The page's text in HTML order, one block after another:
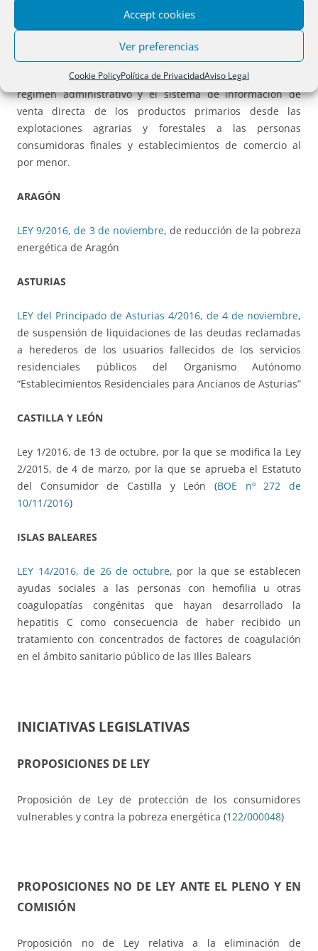
Accept cookies
Ver preferencias
Cookie PolicyPolítica de PrivacidadAviso Legal
Decreto 163/2016, de 18 de octubre, por el que se regula el
régimen administrativo y el sistema de información de
venta directa de los productos primarios desde las
explotaciones agrarias y forestales a las personas
consumidoras finales y establecimientos de comercio al
por menor.
ARAGÓN
LEY 9/2016, de 3 de noviembre, de reducción de la pobreza
energética de Aragón
ASTURIAS
LEY del Principado de Asturias 4/2016, de 4 de noviembre,
de suspensión de liquidaciones de las deudas reclamadas
a herederos de los usuarios fallecidos de los servicios
residenciales públicos del Organismo Autónomo
“Establecimientos Residenciales para Ancianos de Asturias”
CASTILLA Y LEÓN
Ley 1/2016, de 13 de octubre, por la que se modifica la Ley
2/2015, de 4 de marzo, por la que se aprueba el Estatuto
del Consumidor de Castilla y León (BOE nº 272 de
10/11/2016)
ISLAS BALEARES
LEY 14/2016, de 26 de octubre, por la que se establecen
ayudas sociales a las personas con hemofilia u otras
coagulopatías congénitas que hayan desarrollado la
hepatitis C como consecuencia de haber recibido un
tratamiento con concentrados de factores de coagulación
en el ámbito sanitario público de las Illes Balears
INICIATIVAS LEGISLATIVAS
PROPOSICIONES DE LEY
Proposición de Ley de protección de los consumidores
vulnerables y contra la pobreza energética (122/000048)
PROPOSICIONES NO DE LEY ANTE EL PLENO Y EN
COMISIÓN
Proposición no de Ley relativa a la eliminación de